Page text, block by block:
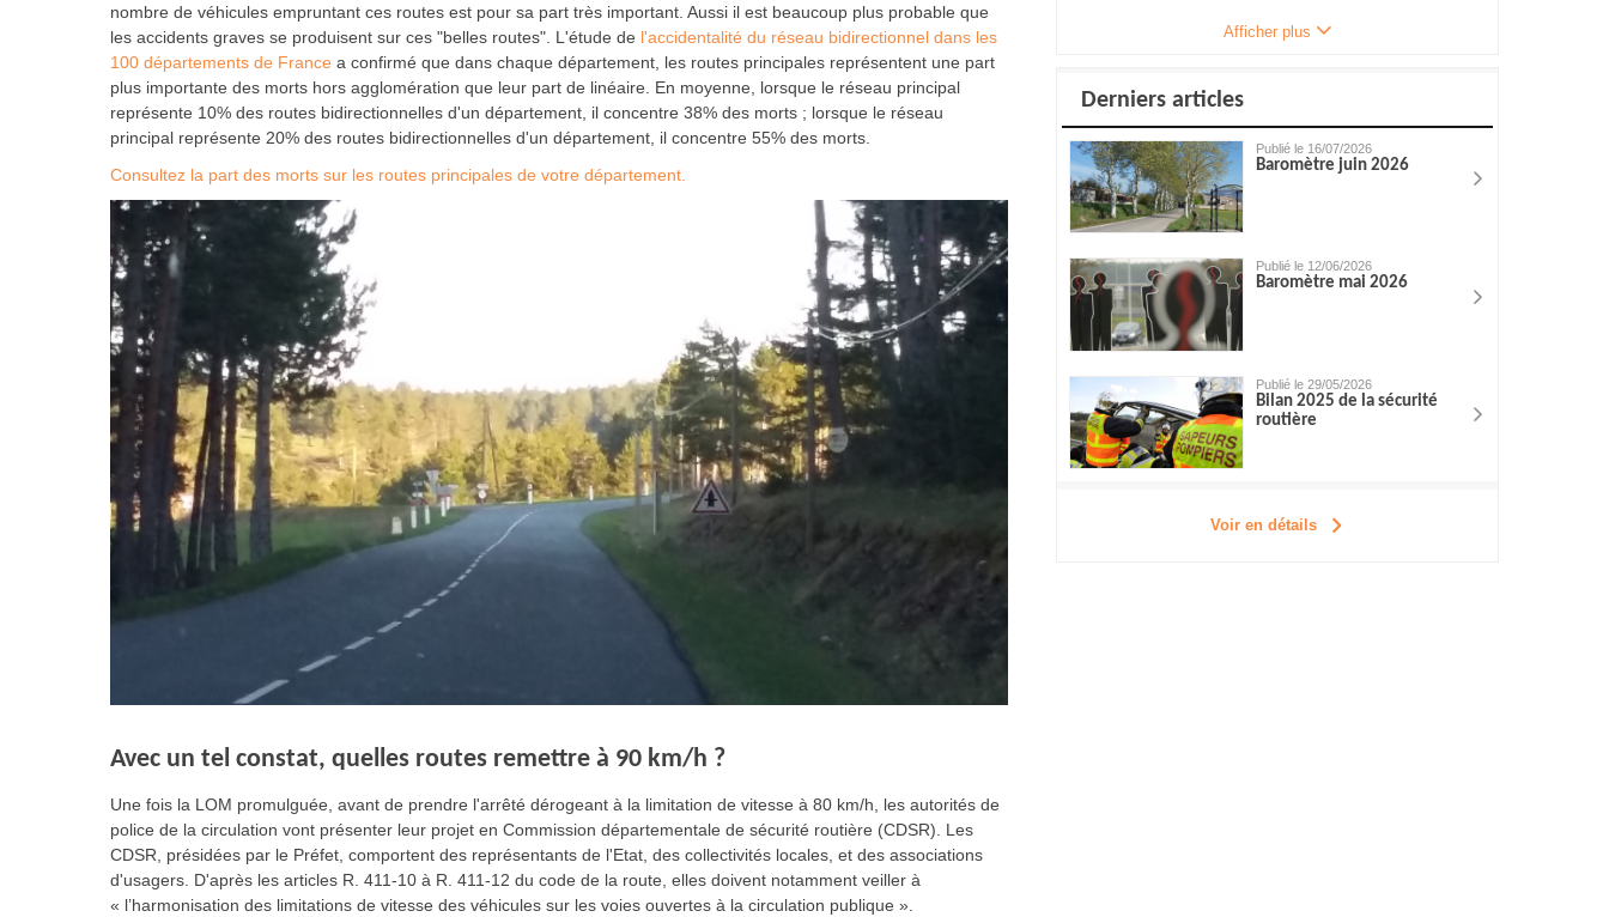
nombre de véhicules empruntant ces routes est pour sa part très important. Aussi il est beaucoup plus probable que
les accidents graves se produisent sur ces "belles routes". L'étude de l'accidentalité du réseau bidirectionnel dans les
100 départements de France a confirmé que dans chaque département, les routes principales représentent une part
plus importante des morts hors agglomération que leur part de linéaire. En moyenne, lorsque le réseau principal
représente 10% des routes bidirectionnelles d'un département, il concentre 38% des morts ; lorsque le réseau
principal représente 20% des routes bidirectionnelles d'un département, il concentre 55% des morts.
Consultez la part des morts sur les routes principales de votre département.
Avec un tel constat, quelles routes remettre à 90 km/h ?
Une fois la LOM promulguée, avant de prendre l'arrêté dérogeant à la limitation de vitesse à 80 km/h, les autorités de
police de la circulation vont présenter leur projet en Commission départementale de sécurité routière (CDSR). Les
CDSR, présidées par le Préfet, comportent des représentants de l'Etat, des collectivités locales, et des associations
d'usagers. D'après les articles R. 411-10 à R. 411-12 du code de la route, elles doivent notamment veiller à
« l’harmonisation des limitations de vitesse des véhicules sur les voies ouvertes à la circulation publique ».
Afficher plus
Derniers articles
Publié le 16/07/2026
Baromètre juin 2026
Publié le 12/06/2026
Baromètre mai 2026
Publié le 29/05/2026
Bilan 2025 de la sécurité
routière
Voir en détails